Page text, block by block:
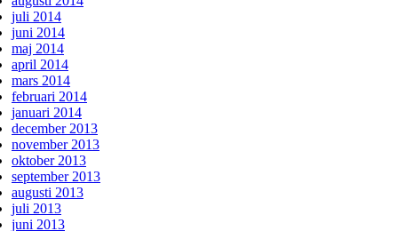
juli 2014
juni 2014
maj 2014
april 2014
mars 2014
februari 2014
januari 2014
december 2013
november 2013
oktober 2013
september 2013
augusti 2013
juli 2013
juni 2013